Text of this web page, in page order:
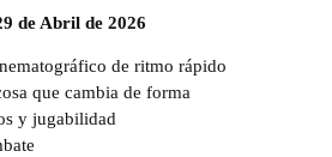
de Abril de 2026
de ritmo rápido
que cambia de forma
y jugabilidad